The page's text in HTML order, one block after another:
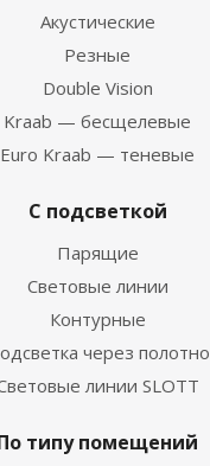
Акустические
Резные
Double Vision
Kraab — бесщелевые
Euro Kraab — теневые
С подсветкой
Парящие
Световые линии
Контурные
через полотно
линии SLOTT
типу помещений